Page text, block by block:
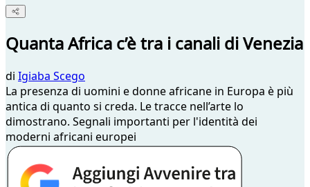
Quanta Africa c’è tra i canali di Venezia
di Igiaba Scego
La presenza di uomini e donne africane in Europa è più
antica di quanto si creda. Le tracce nell’arte lo
dimostrano. Segnali importanti per l'identità dei
moderni africani europei